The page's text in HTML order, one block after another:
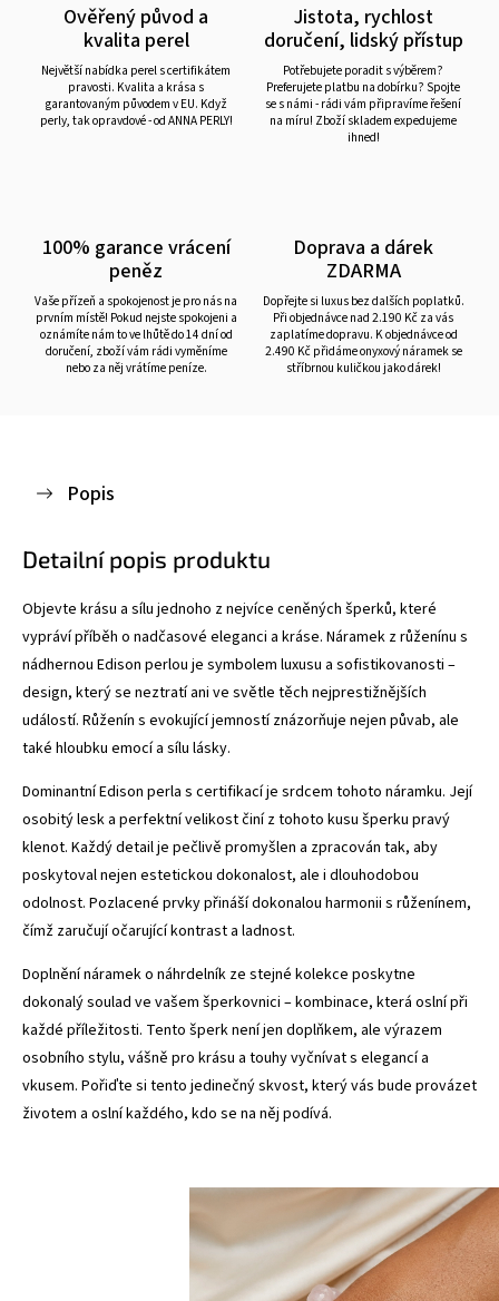
Ověřený původ a
kvalita perel
Největší nabídka perel s certifikátem
pravosti. Kvalita a krása s
garantovaným původem v EU. Když
perly, tak opravdové - od ANNA PERLY!
Jistota, rychlost
doručení, lidský přístup
Potřebujete poradit s výběrem?
Preferujete platbu na dobírku? Spojte
se s námi - rádi vám připravíme řešení
na míru! Zboží skladem expedujeme
ihned!
100% garance vrácení
peněz
Vaše přízeň a spokojenost je pro nás na
prvním místě! Pokud nejste spokojeni a
oznámíte nám to ve lhůtě do 14 dní od
doručení, zboží vám rádi vyměníme
nebo za něj vrátíme peníze.
Doprava a dárek
ZDARMA
Dopřejte si luxus bez dalších poplatků.
Při objednávce nad 2.190 Kč za vás
zaplatíme dopravu. K objednávce od
2.490 Kč přidáme onyxový náramek se
stříbrnou kuličkou jako dárek!
Popis
Detailní popis produktu
Objevte krásu a sílu jednoho z nejvíce ceněných šperků, které
vypráví příběh o nadčasové eleganci a kráse. Náramek z růženínu s
nádhernou Edison perlou je symbolem luxusu a sofistikovanosti –
design, který se neztratí ani ve světle těch nejprestižnějších
událostí. Růženín s evokující jemností znázorňuje nejen půvab, ale
také hloubku emocí a sílu lásky.
Dominantní Edison perla s certifikací je srdcem tohoto náramku. Její
osobitý lesk a perfektní velikost činí z tohoto kusu šperku pravý
klenot. Každý detail je pečlivě promyšlen a zpracován tak, aby
poskytoval nejen estetickou dokonalost, ale i dlouhodobou
odolnost. Pozlacené prvky přináší dokonalou harmonii s růženínem,
čímž zaručují očarující kontrast a ladnost.
Doplnění náramek o náhrdelník ze stejné kolekce poskytne
dokonalý soulad ve vašem šperkovnici – kombinace, která oslní při
každé příležitosti. Tento šperk není jen doplňkem, ale výrazem
osobního stylu, vášně pro krásu a touhy vyčnívat s elegancí a
vkusem. Pořiďte si tento jedinečný skvost, který vás bude provázet
životem a oslní každého, kdo se na něj podívá.